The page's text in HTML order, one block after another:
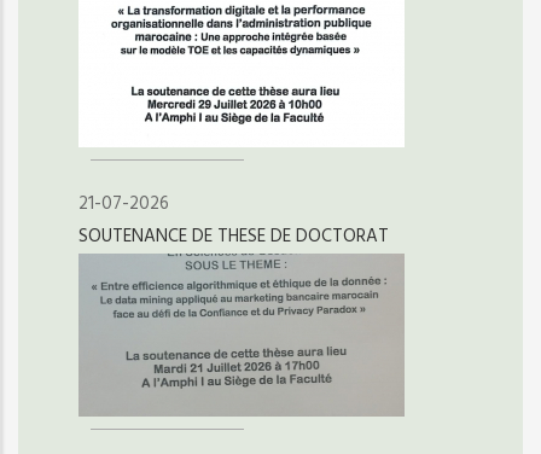
21-07-2026
SOUTENANCE DE THESE DE DOCTORAT